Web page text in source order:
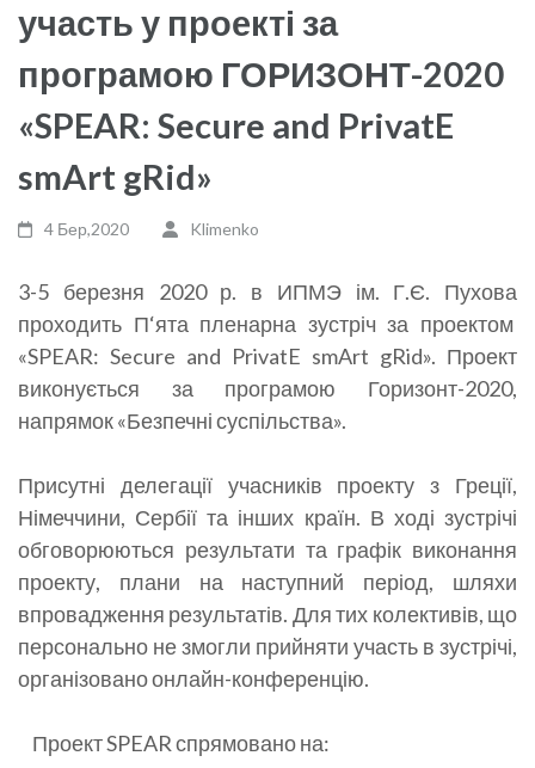
участь у проекті за
програмою ГОРИЗОНТ-2020
«SPEAR: Secure and PrivatE
smArt gRid»
4 Бер,2020 Klimenko
3-5 березня 2020 р. в ИПМЭ ім. Г.Є. Пухова
проходить П‘ята пленарна зустріч за проектом
«SPEAR: Secure and PrivatE smArt gRid». Проект
виконується за програмою Горизонт-2020,
напрямок «Безпечні суспільства».
Присутні делегації учасників проекту з Греції,
Німеччини, Сербії та інших країн. В ході зустрічі
обговорюються результати та графік виконання
проекту, плани на наступний період, шляхи
впровадження результатів. Для тих колективів, що
персонально не змогли прийняти участь в зустрічі,
організовано онлайн-конференцію.
Проект SPEAR спрямовано на: